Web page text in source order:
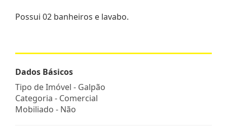
Possui 02 banheiros e lavabo.
Dados Básicos
Tipo de Imóvel - Galpão
Categoria - Comercial
Mobiliado - Não